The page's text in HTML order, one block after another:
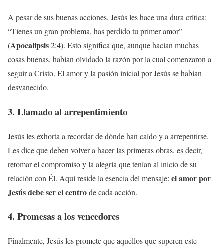
A pesar de sus buenas acciones, Jesús les hace una dura crítica:
“Tienes un gran problema, has perdido tu primer amor”
(Apocalipsis2:4). Esto significa que, aunque hacían muchas
cosas buenas, habían olvidado la razón por la cual comenzaron a
seguir a Cristo. El amor y la pasión inicial por Jesús se habían
desvanecido.
3. Llamado al arrepentimiento
Jesús les exhorta a recordar de dónde han caído y a arrepentirse.
Les dice que deben volver a hacer las primeras obras, es decir,
retomar el compromiso y la alegría que tenían al inicio de su
relación con Él. Aquí reside la esencia del mensaje: el amor por
Jesús debe ser el centrode cada acción.
4. Promesas a los vencedores
Finalmente, Jesús les promete que aquellos que superen este